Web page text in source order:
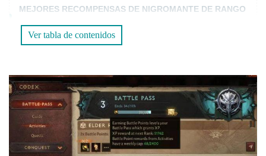
MEJORES RECOMPENSAS DE NIGROMANTE DE RANGO
10
RECOMPENSAS PARA EL MEJOR CAZADOR DE
RECOMPENSAS DE MONJE POR EL MEJOR RANGO 10
RECOMPENSAS DE CRUZADO DE RANGO SUPERIOR 10
Ver tabla de contenidos